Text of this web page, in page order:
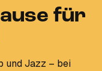
für
und Jazz – bei